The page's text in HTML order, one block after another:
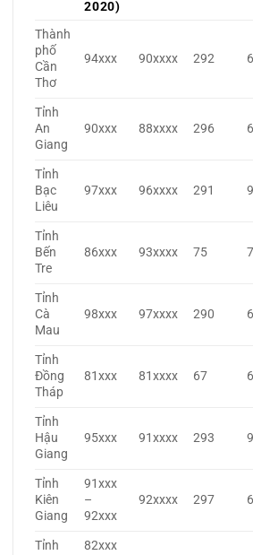
2020)
Thành
phố
Cần
Thơ
94xxx 90xxxx 292
Tỉnh
An
Giang
90xxx 88xxxx 296
Tỉnh
Bạc
Liêu
97xxx 96xxxx 291
Tỉnh
Bến
Tre
86xxx 93xxxx 75
Tỉnh
Cà
Mau
98xxx 97xxxx 290
Tỉnh
Đồng
Tháp
81xxx 81xxxx 67
Tỉnh
Hậu
Giang
95xxx 91xxxx 293
Tỉnh
Kiên
Giang
91xxx
–
92xxx
92xxxx 297
Tỉnh
82xxx